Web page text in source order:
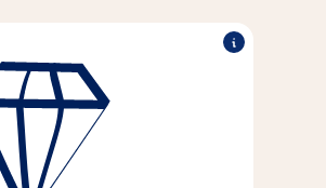
partneri együttműködés,
felelős magatartás - ezek
értékeinek alappillérei.
jelentik gondolkodásunk és